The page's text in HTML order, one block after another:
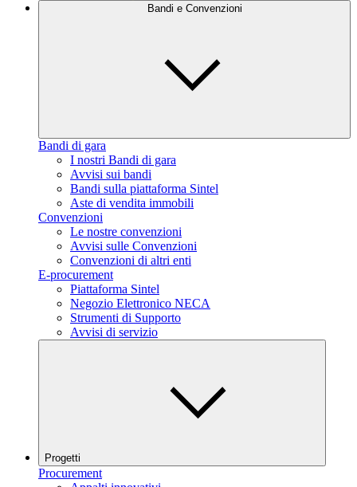
Bandi e Convenzioni
Bandi di gara
I nostri Bandi di gara
Avvisi sui bandi
Bandi sulla piattaforma Sintel
Aste di vendita immobili
Convenzioni
Le nostre convenzioni
Avvisi sulle Convenzioni
Convenzioni di altri enti
E-procurement
Piattaforma Sintel
Negozio Elettronico NECA
Strumenti di Supporto
Avvisi di servizio
Progetti
Procurement